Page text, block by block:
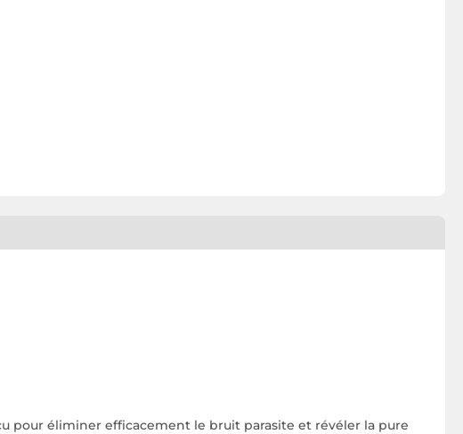
pour éliminer efficacement le bruit parasite et révéler la pure